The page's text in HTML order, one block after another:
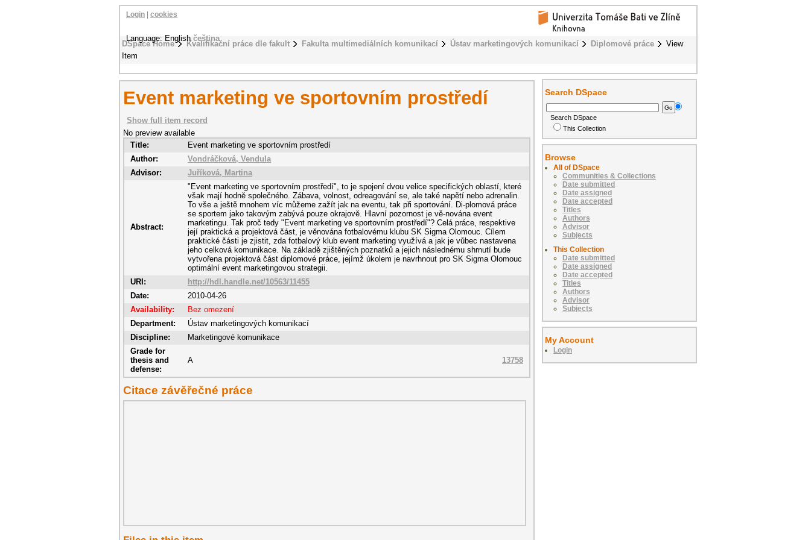
DSpace Home Kvalifikační práce dle fakult Fakulta multimediálních komunikací Ústav marketingových komunikací Diplomové práce
View
Item
Login cookies
Language: Englishčeština
Event marketing ve sportovním prostředí
Show full item record
No preview available
Title:
Event marketing ve sportovním prostředí
Author:
Vondráčková, Vendula
Advisor:
Juříková, Martina
Abstract:
"Event marketing ve sportovním prostředí", to je spojení dvou velice specifických oblastí, které
však mají hodně společného. Zábava, volnost, odreagování se, ale také napětí nebo adrenalin.
To vše a ještě mnohem víc můžeme zažít jak na eventu, tak při sportování. Di-plomová práce
se sportem jako takovým zabývá pouze okrajově. Hlavní pozornost je vě-nována event
marketingu. Tak proč tedy "Event marketing ve sportovním prostředí"? Celá práce, respektive
její praktická a projektová část, je věnována fotbalovému klubu SK Sigma Olomouc. Cílem
praktické části je zjistit, zda fotbalový klub event marketing využívá a jak je vůbec nastavena
jeho celková komunikace. Na základě zjištěných poznatků a jejich následnému shrnutí bude
vytvořena projektová část diplomové práce, jejímž úkolem je navrhnout pro SK Sigma Olomouc
optimální event marketingovou strategii.
URI:
http://hdl.handle.net/10563/11455
Date:
2010-04-26
Availability:
Bez omezení
Department:
Ústav marketingových komunikací
Discipline:
Marketingové komunikace
Grade for
thesis and
defense:
A 13758
Citace závěřečné práce
Search DSpace
Search DSpace
This Collection
Browse
All of DSpace
Communities & Collections
Date submitted
Date assigned
Date accepted
Titles
Authors
Advisor
Subjects
This Collection
Date submitted
Date assigned
Date accepted
Titles
Authors
Advisor
Subjects
My Account
Login